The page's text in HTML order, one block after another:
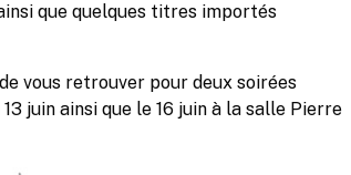
que quelques titres importés
vous retrouver pour deux soirées
juin ainsi que le 16 juin à la salle Pierre